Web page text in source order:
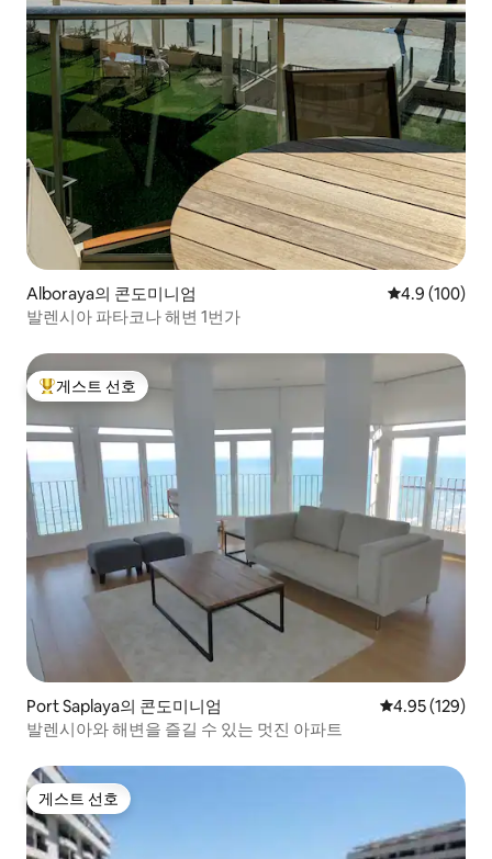
Alboraya의 콘도미니엄 평점 4.9점(5
4.9 (100)
발렌시아 파타코나 해변 1번가
상위 게스트 선호
게스트 선호
Port Saplaya의 콘도미니엄 평점 4.95점(5
4.95 (129)
발렌시아와 해변을 즐길 수 있는 멋진 아파트
게스트 선호
게스트 선호